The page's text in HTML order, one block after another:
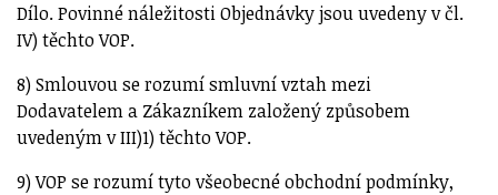
Dílo. Povinné náležitosti Objednávky jsou uvedeny v čl.
IV) těchto VOP.
8) Smlouvou se rozumí smluvní vztah mezi
Dodavatelem a Zákazníkem založený způsobem
uvedeným v III)1) těchto VOP.
9) VOP se rozumí tyto všeobecné obchodní podmínky,